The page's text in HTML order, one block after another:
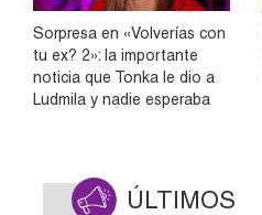
Sorpresa en «Volverías con
tu ex? 2»: la importante
noticia que Tonka le dio a
Ludmila y nadie esperaba
ÚLTIMOS